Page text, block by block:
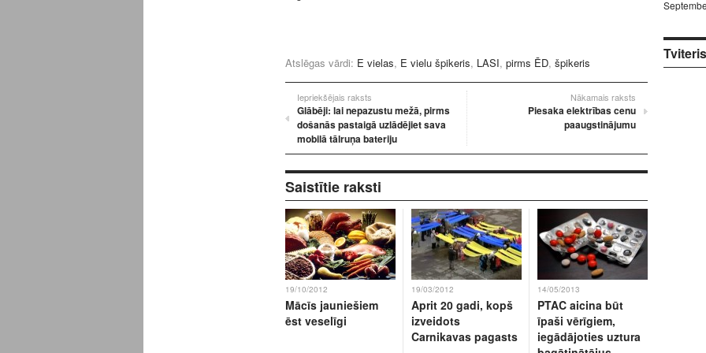
Atslēgas vārdi: E vielas, E vielu špikeris, LASI, pirms ĒD, špikeris
Iepriekšējais raksts
Glābēji: lai nepazustu mežā, pirms
došanās pastaigā uzlādējiet sava
mobilā tālruņa bateriju
Nākamais raksts
Piesaka elektrības cenu
paaugstinājumu
Saistītie raksti
19/10/2012
Mācīs jauniešiem
ēst veselīgi
19/03/2012
Aprit 20 gadi, kopš
izveidots
Carnikavas pagasts
14/05/2013
PTAC aicina būt
īpaši vērīgiem,
iegādājoties uztura
Tviteris